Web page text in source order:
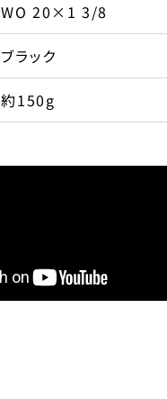
WO 20×1 3/8
ブラック
約150g